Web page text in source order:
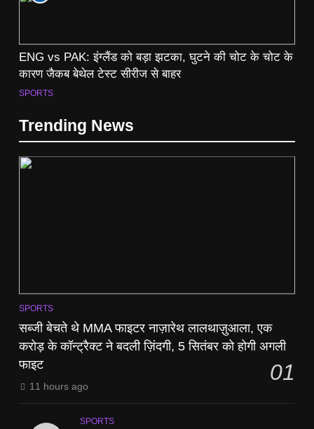
ENG vs PAK: इंग्लैंड को बड़ा झटका, घुटने की चोट के चोट के
कारण जैकब बेथेल टेस्ट सीरीज से बाहर
SPORTS
Trending News
SPORTS
सब्जी बेचते थे MMA फाइटर नाज़ारेथ लालथाज़ुआला, एक
करोड़ के कॉन्ट्रैक्ट ने बदली ज़िंदगी, 5 सितंबर को होगी अगली
फाइट
01
11 hours ago
SPORTS